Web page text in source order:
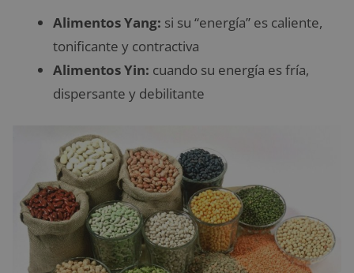
Alimentos Yang: si su “energía” es caliente,
tonificante y contractiva
Alimentos Yin: cuando su energía es fría,
dispersante y debilitante